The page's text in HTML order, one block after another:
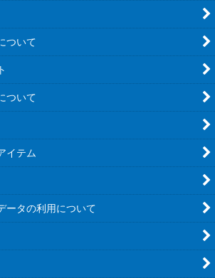
ついて
ついて
イテム
ータの利用について